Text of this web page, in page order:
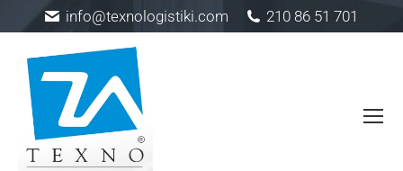
info@texnologistiki.com 210 86 51 701